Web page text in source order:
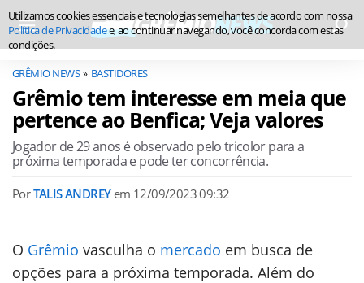
GRÊMIO NEWS BASTIDORES
Grêmio tem interesse em meia que
pertence ao Benfica; Veja valores
Jogador de 29 anos é observado pelo tricolor para a
próxima temporada e pode ter concorrência.
PorTALIS ANDREYem 12/09/2023 09:32
O Grêmio vasculha o mercado em busca de
opções para a próxima temporada. Além do
Utilizamos cookies essenciais e tecnologias semelhantes de acordo com nossa
Política de Privacidadee, ao continuar navegando, você concorda com estas
condições.